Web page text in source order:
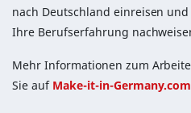
nach Deutschland einreisen
Ihre Berufserfahrung
Mehr Informationen zum
Sie auf Make-it-in-Germany.com